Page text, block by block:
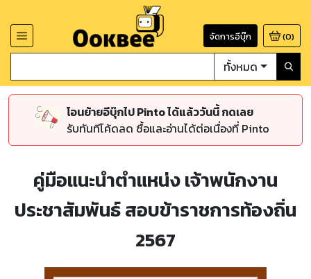
จัดการอีบุ๊ก (0)
ทั้งหมด
โอนย้ายอีบุ๊กไป Pinto ได้แล้ววันนี้ กดเลย
รับทันทีโค้ดลด ซื้อและอ่านได้ต่อเนื่องที่ Pinto
คู่มือแนะนำตำแหน่ง เจ้าพนักงาน
ประชาสัมพันธ์ สอบข้าราชการท้องถิ่น
2567